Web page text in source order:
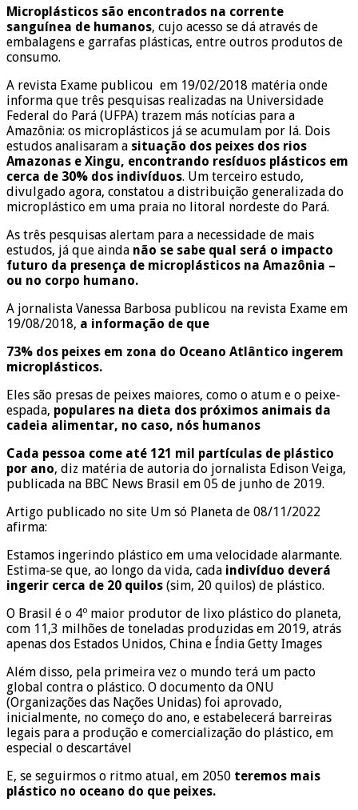
Microplásticos são encontrados na corrente
sanguínea de humanos, cujo acesso se dá através de
embalagens e garrafas plásticas, entre outros produtos de
consumo.
A revista Exame publicou em 19/02/2018 matéria onde
informa que três pesquisas realizadas na Universidade
Federal do Pará (UFPA) trazem más notícias para a
Amazônia: os microplásticos já se acumulam por lá. Dois
estudos analisaram a situação dos peixes dos rios
Amazonas e Xingu, encontrando resíduos plásticos em
cerca de 30% dos indivíduos. Um terceiro estudo,
divulgado agora, constatou a distribuição generalizada do
microplástico em uma praia no litoral nordeste do Pará.
As três pesquisas alertam para a necessidade de mais
estudos, já que ainda não se sabe qual será o impacto
futuro da presença de microplásticos na Amazônia –
ou no corpo humano.
A jornalista Vanessa Barbosa publicou na revista Exame em
19/08/2018, a informação de que
73% dos peixes em zona do Oceano Atlântico ingerem
microplásticos.
Eles são presas de peixes maiores, como o atum e o peixe-
espada, populares na dieta dos próximos animais da
cadeia alimentar, no caso, nós humanos
Cada pessoa come até 121 mil partículas de plástico
por ano, diz matéria de autoria do jornalista Edison Veiga,
publicada na BBC News Brasil em 05 de junho de 2019.
Artigo publicado no site Um só Planeta de 08/11/2022
afirma:
Estamos ingerindo plástico em uma velocidade alarmante.
Estima-se que, ao longo da vida, cada indivíduo deverá
ingerir cerca de 20 quilos (sim, 20 quilos) de plástico.
O Brasil é o 4º maior produtor de lixo plástico do planeta,
com 11,3 milhões de toneladas produzidas em 2019, atrás
apenas dos Estados Unidos, China e Índia Getty Images
Além disso, pela primeira vez o mundo terá um pacto
global contra o plástico. O documento da ONU
(Organizações das Nações Unidas) foi aprovado,
inicialmente, no começo do ano, e estabelecerá barreiras
legais para a produção e comercialização do plástico, em
especial o descartável
E, se seguirmos o ritmo atual, em 2050 teremos mais
plástico no oceano do que peixes.